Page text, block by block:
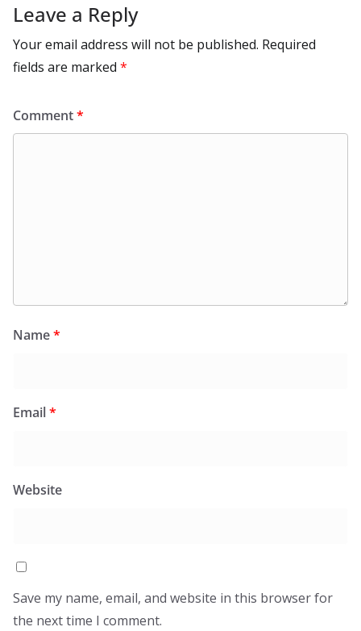
Leave a Reply
Your email address will not be published. Required
fields are marked *
Comment*
Name*
Email*
Website
Save my name, email, and website in this browser for
the next time I comment.